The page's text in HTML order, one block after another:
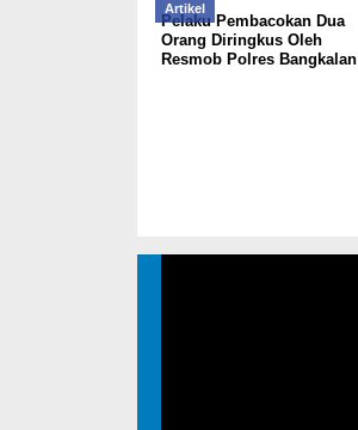
Artikel
Pelaku Pembacokan Dua
Orang Diringkus Oleh
Resmob Polres Bangkalan